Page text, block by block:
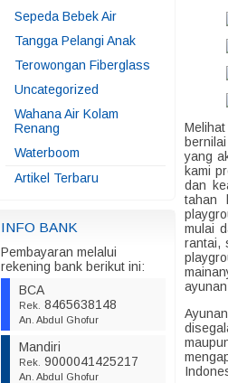
Sepeda Bebek Air
Tangga Pelangi Anak
Terowongan Fiberglass
Uncategorized
Wahana Air Kolam
Renang
Waterboom
Artikel Terbaru
INFO BANK
Pembayaran melalui
rekening bank berikut ini:
BCA
Rek. 8465638148
An. Abdul Ghofur
Mandiri
Rek. 9000041425217
An. Abdul Ghofur
yang
kami
dan
tahan
mulai
rantai,